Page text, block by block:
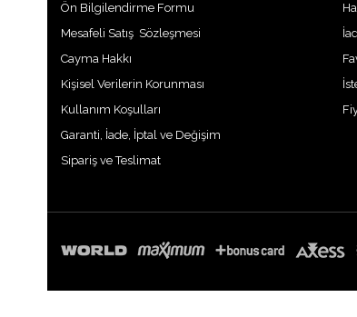
Ön Bilgilendirme Formu
Mesafeli Satış Sözleşmesi
Cayma Hakkı
Kişisel Verilerin Korunması
Kullanım Koşulları
Garanti, İade, İptal ve Değişim
Sipariş ve Teslimat